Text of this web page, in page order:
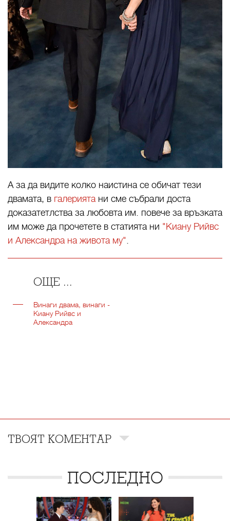
А за да видите колко наистина се обичат тези
двамата, в галериятани сме събрали доста
доказатетлства за любовта им. повече за връзката
им може да прочетете в статията ни "Киану Рийвс
и Александра на живота му".
ОЩЕ ...
Винаги двама, винаги -
Киану Рийвс и
Александра
ТВОЯТ КОМЕНТАР
ПОСЛЕДНО